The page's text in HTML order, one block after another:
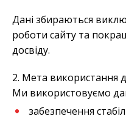
Дані збираються
роботи сайту та
досвіду.
2. Мета використання
Ми використовуємо
забезпечення